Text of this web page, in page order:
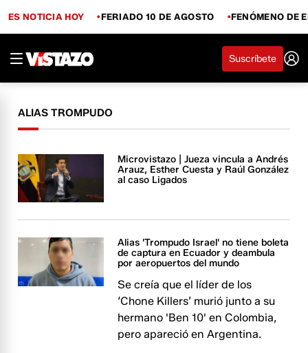
ES NOTICIA HOY FERIADO 10 DE AGOSTO FENÓMENO DE
Suscríbete
ALIAS TROMPUDO
Microvistazo | Jueza vincula a Andrés
Arauz, Esther Cuesta y Raúl González
al caso Ligados
Alias 'Trompudo Israel' no tiene boleta
de captura en Ecuador y deambula
por aeropuertos del mundo
Se creía que el líder de los
‘Chone Killers’ murió junto a su
hermano 'Ben 10' en Colombia,
pero apareció en Argentina.